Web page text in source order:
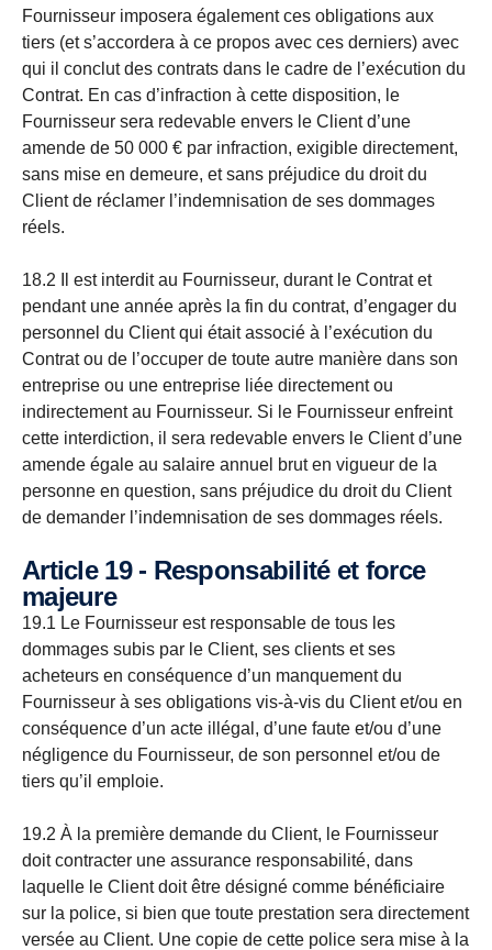
Fournisseur imposera également ces obligations aux
tiers (et s’accordera à ce propos avec ces derniers) avec
qui il conclut des contrats dans le cadre de l’exécution du
Contrat. En cas d’infraction à cette disposition, le
Fournisseur sera redevable envers le Client d’une
amende de 50 000 € par infraction, exigible directement,
sans mise en demeure, et sans préjudice du droit du
Client de réclamer l’indemnisation de ses dommages
réels.
18.2 Il est interdit au Fournisseur, durant le Contrat et
pendant une année après la fin du contrat, d’engager du
personnel du Client qui était associé à l’exécution du
Contrat ou de l’occuper de toute autre manière dans son
entreprise ou une entreprise liée directement ou
indirectement au Fournisseur. Si le Fournisseur enfreint
cette interdiction, il sera redevable envers le Client d’une
amende égale au salaire annuel brut en vigueur de la
personne en question, sans préjudice du droit du Client
de demander l’indemnisation de ses dommages réels.
Article 19 - Responsabilité et force
majeure
19.1 Le Fournisseur est responsable de tous les
dommages subis par le Client, ses clients et ses
acheteurs en conséquence d’un manquement du
Fournisseur à ses obligations vis-à-vis du Client et/ou en
conséquence d’un acte illégal, d’une faute et/ou d’une
négligence du Fournisseur, de son personnel et/ou de
tiers qu’il emploie.
19.2 À la première demande du Client, le Fournisseur
doit contracter une assurance responsabilité, dans
laquelle le Client doit être désigné comme bénéficiaire
sur la police, si bien que toute prestation sera directement
versée au Client. Une copie de cette police sera mise à la